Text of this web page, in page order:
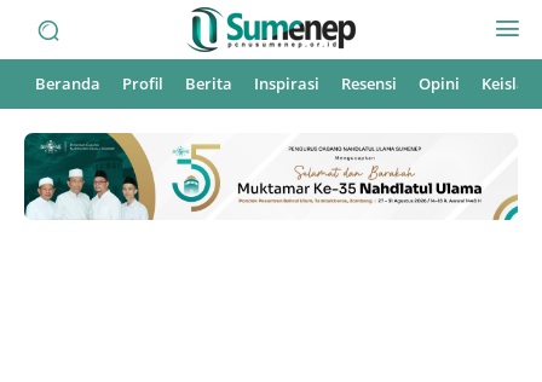
Beranda Profil Berita Inspirasi Resensi Opini